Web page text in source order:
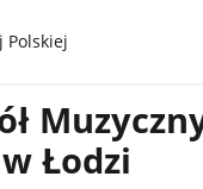
Polskiej
Łodzi